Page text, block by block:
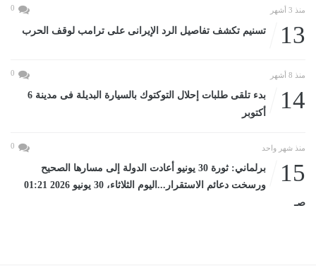
منذ 3 أشهر 0
13 تسنيم تكشف تفاصيل الرد الإيرانى على ترامب لوقف الحرب
منذ 8 أشهر 0
14
بدء تلقى طلبات إحلال التوكتوك بالسيارة البديلة فى مدينة 6
أكتوبر
منذ شهر واحد 0
15
برلماني: ثورة 30 يونيو أعادت الدولة إلى مسارها الصحيح
ورسخت دعائم الاستقرار...اليوم الثلاثاء، 30 يونيو 2026 01:21
صـ